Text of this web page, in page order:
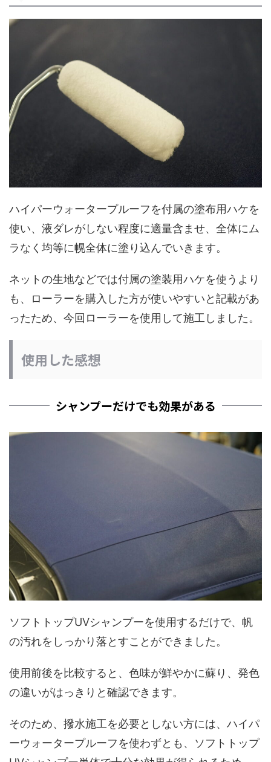
ハイパーウォータープルーフを付属の塗布用ハケを
使い、液ダレがしない程度に適量含ませ、全体にム
ラなく均等に幌全体に塗り込んでいきます。
ネットの生地などでは付属の塗装用ハケを使うより
も、ローラーを購入した方が使いやすいと記載があ
ったため、今回ローラーを使用して施工しました。
使用した感想
シャンプーだけでも効果がある
ソフトトップUVシャンプーを使用するだけで、帆
の汚れをしっかり落とすことができました。
使用前後を比較すると、色味が鮮やかに蘇り、発色
の違いがはっきりと確認できます。
そのため、撥水施工を必要としない方には、ハイパ
ーウォータープルーフを使わずとも、ソフトトップ